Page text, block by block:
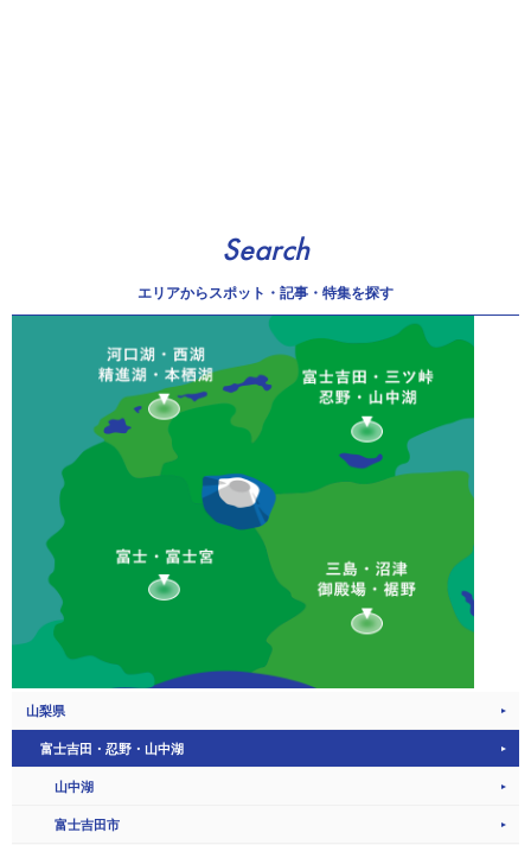
Search
エリアからスポット・記事・特集を探す
山梨県
富士吉田・忍野・山中湖
山中湖
富士吉田市